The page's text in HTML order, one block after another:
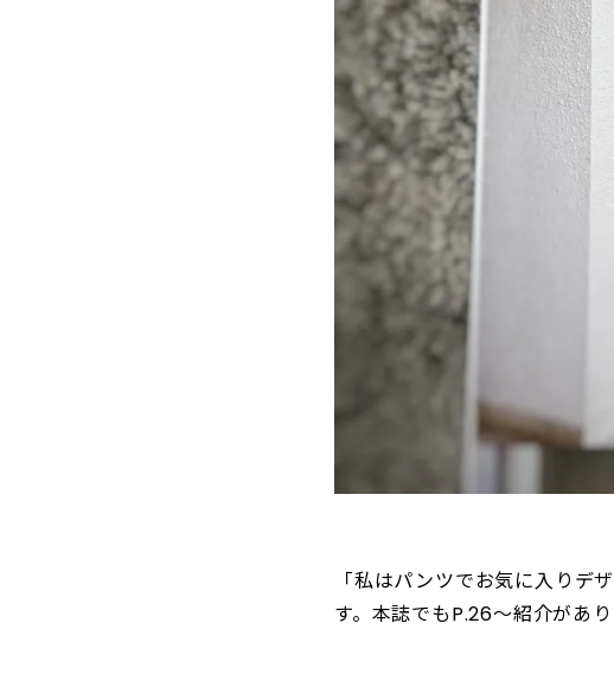
「私はパンツでお気に入りデ
す。本誌でもP.26～紹介があり